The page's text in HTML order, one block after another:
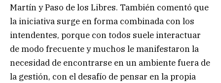
Martín y Paso de los Libres. También comentó que
la iniciativa surge en forma combinada con los
intendentes, porque con todos suele interactuar
de modo frecuente y muchos le manifestaron la
necesidad de encontrarse en un ambiente fuera de
la gestión, con el desafío de pensar en la propia